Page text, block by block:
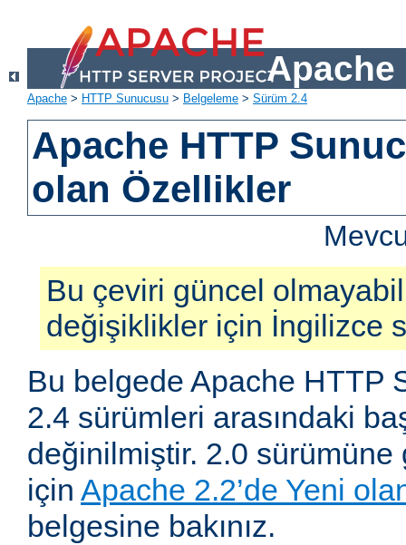
Apache
Apache > HTTP Sunucusu > Belgeleme > Sürüm 2.4
Apache HTTP
olan Özellikler
Bu çeviri güncel
değişiklikler için İngilizce
Bu belgede Apache HTTP
2.4 sürümleri arasındaki
değinilmiştir. 2.0
için Apache 2.2’de Yeni
belgesine bakınız.